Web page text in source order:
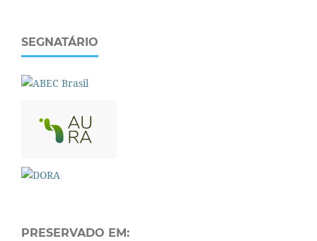
SEGNATÁRIO
PRESERVADO EM: